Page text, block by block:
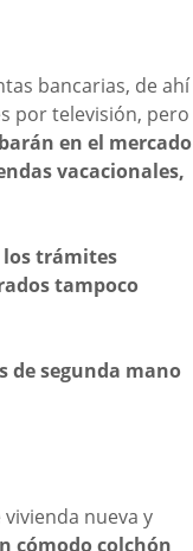
bancarias, de ahí
por televisión, pero
en el mercado
vacacionales,
trámites
tampoco
de segunda mano
nueva y
cómodo colchón